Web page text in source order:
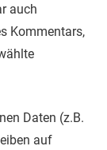
auch
Kommentars,
Daten (z.B.
auf